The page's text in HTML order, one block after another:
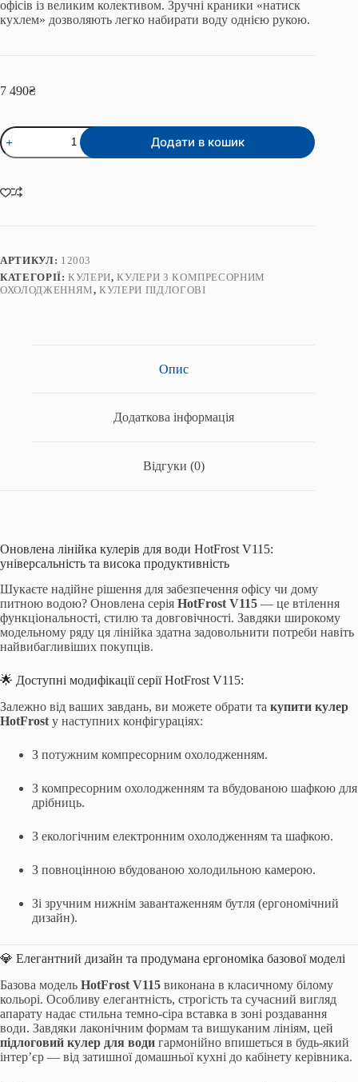
офісів із великим колективом. Зручні краники «натиск
кухлем» дозволяють легко набирати воду однією рукою.
7 490₴
Кулер
для
води
V115
кількість
Додати в кошик
АРТИКУЛ: 12003
КАТЕГОРІЇ:КУЛЕРИ,КУЛЕРИ З КОМПРЕСОРНИМ
ОХОЛОДЖЕННЯМ,КУЛЕРИ ПІДЛОГОВІ
Опис
Додаткова інформація
Відгуки (0)
Оновлена лінійка кулерів для води HotFrost V115:
універсальність та висока продуктивність
Шукаєте надійне рішення для забезпечення офісу чи дому
питною водою? Оновлена серія HotFrost V115 — це втілення
функціональності, стилю та довговічності. Завдяки широкому
модельному ряду ця лінійка здатна задовольнити потреби навіть
найвибагливіших покупців.
🌟 Доступні модифікації серії HotFrost V115:
Залежно від ваших завдань, ви можете обрати та купити кулер
HotFrost у наступних конфігураціях:
З потужним компресорним охолодженням.
З компресорним охолодженням та вбудованою шафкою для
дрібниць.
З екологічним електронним охолодженням та шафкою.
З повноцінною вбудованою холодильною камерою.
Зі зручним нижнім завантаженням бутля (ергономічний
дизайн).
💎 Елегантний дизайн та продумана ергономіка базової моделі
Базова модель HotFrost V115 виконана в класичному білому
кольорі. Особливу елегантність, строгість та сучасний вигляд
апарату надає стильна темно-сіра вставка в зоні роздавання
води. Завдяки лаконічним формам та вишуканим лініям, цей
підлоговий кулер для води гармонійно впишеться в будь-який
інтер’єр — від затишної домашньої кухні до кабінету керівника.